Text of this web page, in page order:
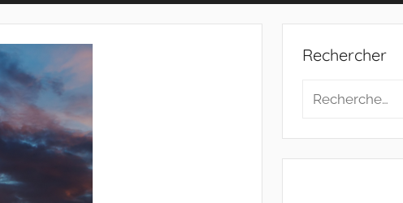
Rechercher
Recherche
: